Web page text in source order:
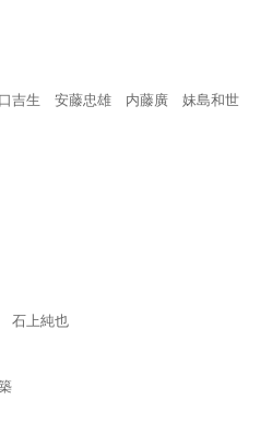
吉生 安藤忠雄 内藤廣 妹島和世
石上純也